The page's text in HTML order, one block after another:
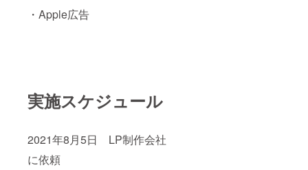
・Apple広告
実施スケジュール
2021年8月5日 LP制作会社
に依頼